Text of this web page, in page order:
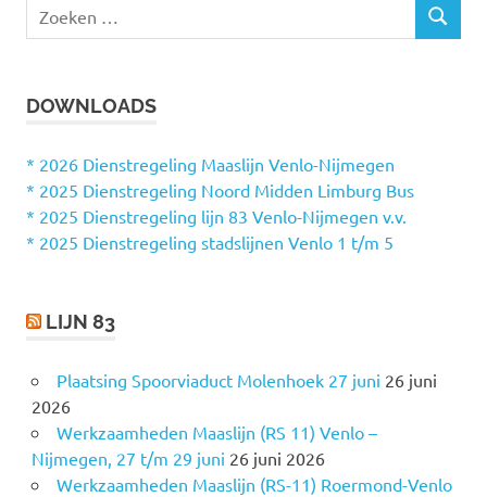
e
n
a
a
r
Z
DOWNLOADS
* 2026 Dienstregeling Maaslijn Venlo-Nijmegen
* 2025 Dienstregeling Noord Midden Limburg Bus
* 2025 Dienstregeling lijn 83 Venlo-Nijmegen v.v.
* 2025 Dienstregeling stadslijnen Venlo 1 t/m 5
LIJN 83
Plaatsing Spoorviaduct Molenhoek 27 juni 26 juni
2026
Werkzaamheden Maaslijn (RS 11) Venlo –
Nijmegen, 27 t/m 29 juni 26 juni 2026
Werkzaamheden Maaslijn (RS-11) Roermond-Venlo